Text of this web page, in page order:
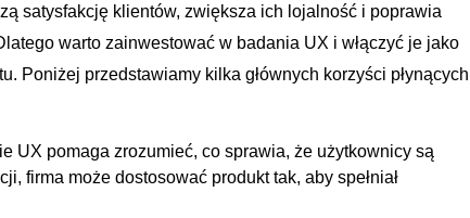
satysfakcję klientów, zwiększa ‍ich lojalność i poprawia
warto‌ zainwestować ⁢w badania UX i włączyć je jako
Poniżej‌ przedstawiamy ‌kilka‍ głównych‌ korzyści płynących
UX ⁢pomaga zrozumieć, co ⁢sprawia, ⁣że użytkownicy są
‌firma może ‍dostosować produkt tak, aby ⁢spełniał